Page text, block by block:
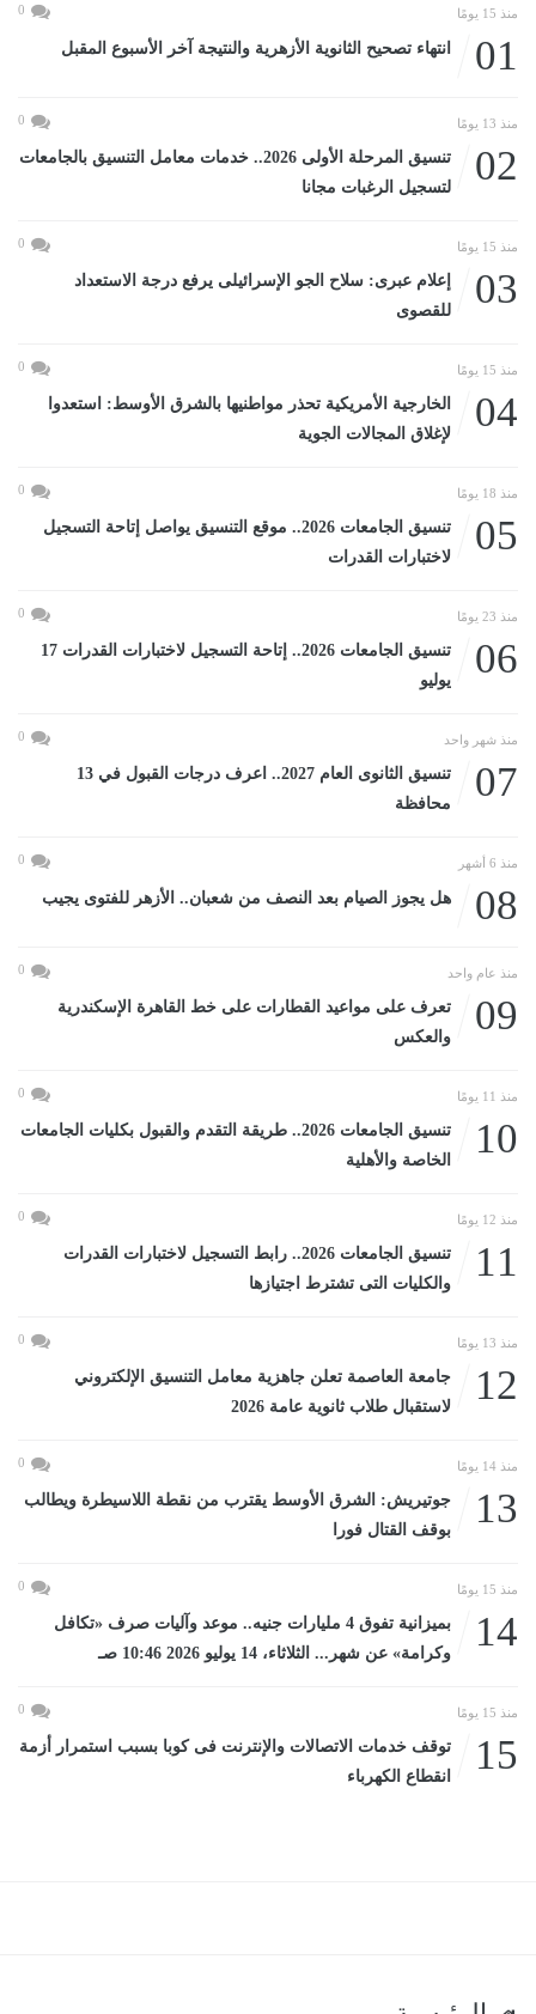
منذ 15 يومًا 0
01 انتهاء تصحيح الثانوية الأزهرية والنتيجة آخر الأسبوع المقبل
منذ 13 يومًا 0
02
تنسيق المرحلة الأولى 2026.. خدمات معامل التنسيق بالجامعات
لتسجيل الرغبات مجانا
منذ 15 يومًا 0
03
إعلام عبرى: سلاح الجو الإسرائيلى يرفع درجة الاستعداد
للقصوى
منذ 15 يومًا 0
04
الخارجية الأمريكية تحذر مواطنيها بالشرق الأوسط: استعدوا
لإغلاق المجالات الجوية
منذ 18 يومًا 0
05
تنسيق الجامعات 2026.. موقع التنسيق يواصل إتاحة التسجيل
لاختبارات القدرات
منذ 23 يومًا 0
06
تنسيق الجامعات 2026.. إتاحة التسجيل لاختبارات القدرات 17
يوليو
منذ شهر واحد 0
07
تنسيق الثانوى العام 2027.. اعرف درجات القبول في 13
محافظة
منذ 6 أشهر 0
08 هل يجوز الصيام بعد النصف من شعبان.. الأزهر للفتوى يجيب
منذ عام واحد 0
09
تعرف على مواعيد القطارات على خط القاهرة الإسكندرية
والعكس
منذ 11 يومًا 0
10
تنسيق الجامعات 2026.. طريقة التقدم والقبول بكليات الجامعات
الخاصة والأهلية
منذ 12 يومًا 0
11
تنسيق الجامعات 2026.. رابط التسجيل لاختبارات القدرات
والكليات التى تشترط اجتيازها
منذ 13 يومًا 0
12
جامعة العاصمة تعلن جاهزية معامل التنسيق الإلكتروني
لاستقبال طلاب ثانوية عامة 2026
منذ 14 يومًا 0
13
جوتيريش: الشرق الأوسط يقترب من نقطة اللاسيطرة ويطالب
بوقف القتال فورا
منذ 15 يومًا 0
14
بميزانية تفوق 4 مليارات جنيه.. موعد وآليات صرف «تكافل
وكرامة» عن شهر... الثلاثاء، 14 يوليو 2026 10:46 صـ
منذ 15 يومًا 0
15
توقف خدمات الاتصالات والإنترنت فى كوبا بسبب استمرار أزمة
انقطاع الكهرباء